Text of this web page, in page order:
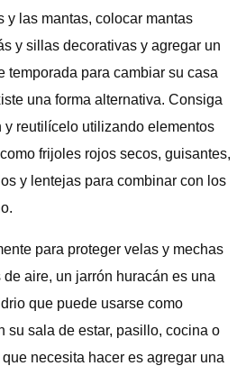
y las mantas, colocar mantas
y sillas decorativas y agregar un
temporada para cambiar su casa
una forma alternativa. Consiga
y reutilícelo utilizando elementos
frijoles rojos secos, guisantes,
y lentejas para combinar con los
para proteger velas y mechas
aire, un jarrón huracán es una
que puede usarse como
su sala de estar, pasillo, cocina o
necesita hacer es agregar una